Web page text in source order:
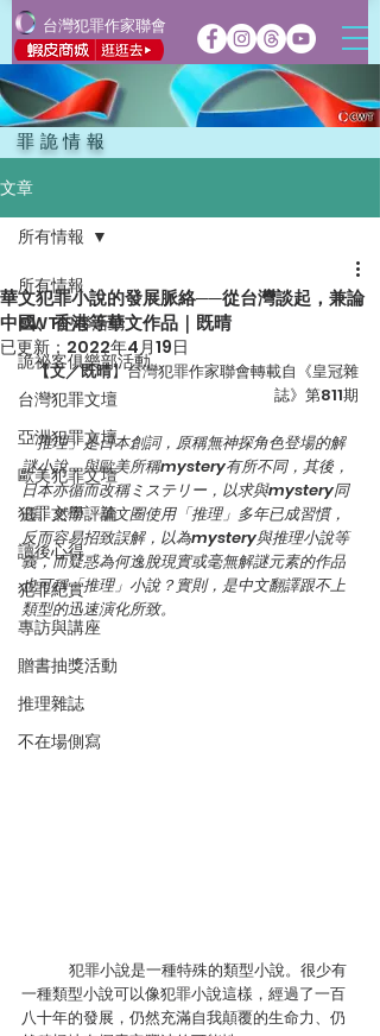
台灣犯罪作家聯會
罪詭情報
文章
所有情報
CWT犯聯活動
詭祕客俱樂部活動
台灣犯罪文壇
亞洲犯罪文壇
歐美犯罪文壇
犯罪文學評論
讀後心得
犯罪紀實
專訪與講座
贈書抽獎活動
推理雜誌
不在場側寫
所有情報
華文犯罪小說的發展脈絡──從台灣談起，兼論
中國、香港等華文作品｜既晴
已更新： 2022年4月19日
【文／既晴】台灣犯罪作家聯會轉載自《皇冠雜
誌》第811期
「推理」是日本創詞，原稱無神探角色登場的解
謎小說，與歐美所稱mystery有所不同，其後，
日本亦循而改稱ミステリー，以求與mystery同
義。然而，華文圈使用「推理」多年已成習慣，
反而容易招致誤解，以為mystery與推理小說等
義，而疑惑為何逸脫現實或毫無解謎元素的作品
也可稱「推理」小說？實則，是中文翻譯跟不上
類型的迅速演化所致。
一種類型小說可以像犯罪小說這樣，經過了一百
八十年的發展，仍然充滿自我顛覆的生命力、仍